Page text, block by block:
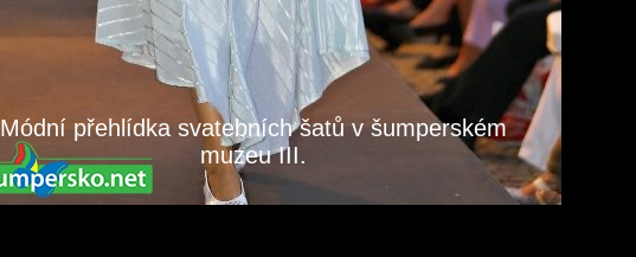
Módní přehlídka svatebních šatů v šumperském
muzeu III.